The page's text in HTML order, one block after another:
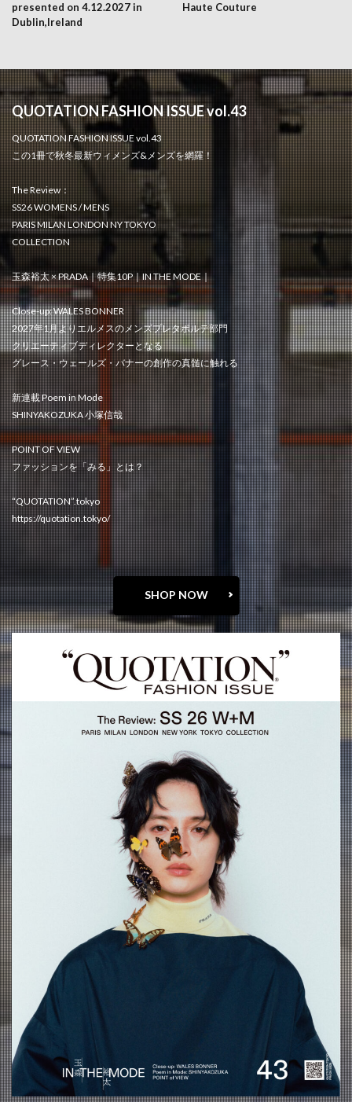
presented on 4.12.2027 in
Dublin,Ireland
Haute Couture
QUOTATION FASHION ISSUE vol.43
QUOTATION FASHION ISSUE vol.43
この1冊で秋冬最新ウィメンズ&メンズを網羅！
The Review：
SS26 WOMENS / MENS
PARIS MILAN LONDON NY TOKYO
COLLECTION
玉森裕太 × PRADA｜特集10P｜IN THE MODE｜
Close-up: WALES BONNER
2027年1月よりエルメスのメンズプレタポルテ部門
クリエーティブディレクターとなる
グレース・ウェールズ・バナーの創作の真髄に触れる
新連載 Poem in Mode
SHINYAKOZUKA 小塚信哉
POINT OF VIEW
ファッションを「みる」とは？
“QUOTATION”.tokyo
https://quotation.tokyo/
SHOP NOW